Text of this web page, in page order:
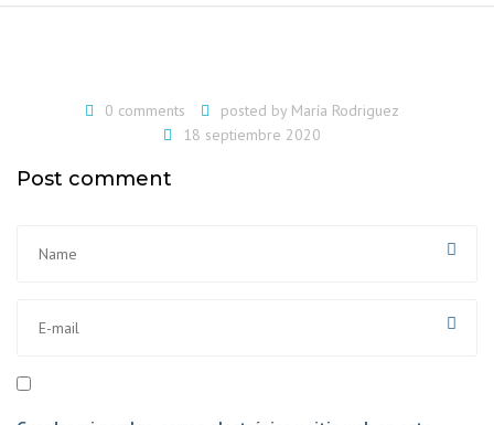
0 comments posted by María Rodriguez
18 septiembre 2020
Post comment